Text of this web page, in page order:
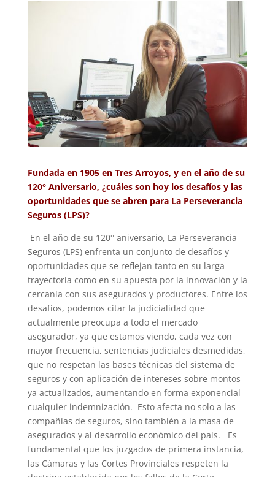
Fundada en 1905 en Tres Arroyos, y en el año de su
120° Aniversario, ¿cuáles son hoy los desafíos y las
oportunidades que se abren para La Perseverancia
Seguros (LPS)?
En el año de su 120° aniversario, La Perseverancia
Seguros (LPS) enfrenta un conjunto de desafíos y
oportunidades que se reflejan tanto en su larga
trayectoria como en su apuesta por la innovación y la
cercanía con sus asegurados y productores. Entre los
desafíos, podemos citar la judicialidad que
actualmente preocupa a todo el mercado
asegurador, ya que estamos viendo, cada vez con
mayor frecuencia, sentencias judiciales desmedidas,
que no respetan las bases técnicas del sistema de
seguros y con aplicación de intereses sobre montos
ya actualizados, aumentando en forma exponencial
cualquier indemnización. Esto afecta no solo a las
compañías de seguros, sino también a la masa de
asegurados y al desarrollo económico del país. Es
fundamental que los juzgados de primera instancia,
las Cámaras y las Cortes Provinciales respeten la